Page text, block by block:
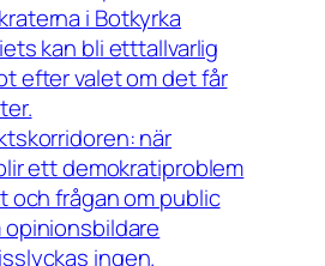
i Botkyrka
kan bli etttallvarlig
efter valet om det får
när
ett demokratiproblem
och frågan om public
ingen.